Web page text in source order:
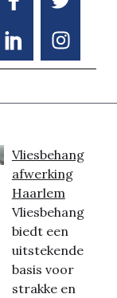
Vliesbehang
afwerking
Haarlem
Vliesbehang
biedt een
uitstekende
basis voor
strakke en